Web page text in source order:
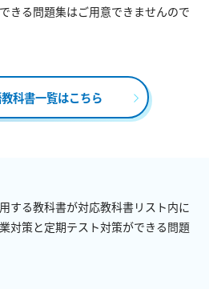
きる問題集はご用意できませんので
科書一覧はこちら
する教科書が対応教科書リスト内に
対策と定期テスト対策ができる問題